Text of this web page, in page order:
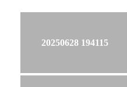
20250628 194115